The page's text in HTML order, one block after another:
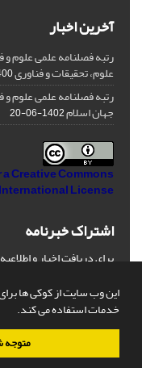
این وب سایت از کوکی ها برای
خدمات استفاده می کند.
آخرین اخبار
علوم، تحقیقات و فناوری11
جهان اسلام1402-06-20
Creative Commons
License
اشتراک خبرنامه
برای دریافت اخبار و